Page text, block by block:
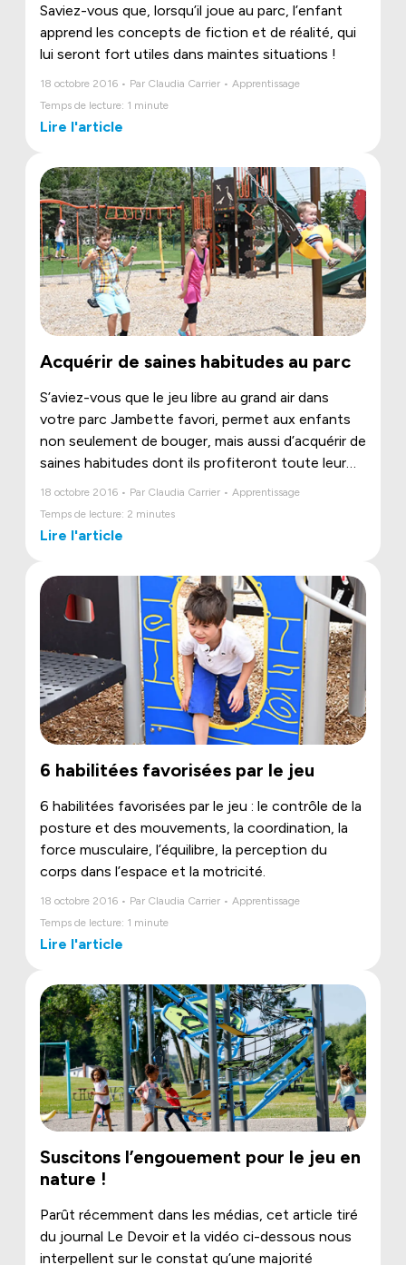
Saviez-vous que, lorsqu’il joue au parc, l’enfant
apprend les concepts de fiction et de réalité, qui
lui seront fort utiles dans maintes situations !
18 octobre 2016 • Par Claudia Carrier • Apprentissage
Temps de lecture: 1 minute
Lire l'article
Acquérir de saines habitudes au parc
S’aviez-vous que le jeu libre au grand air dans
votre parc Jambette favori, permet aux enfants
non seulement de bouger, mais aussi d’acquérir de
saines habitudes dont ils profiteront toute leur
18 octobre 2016 • Par Claudia Carrier • Apprentissage
Temps de lecture: 2 minutes
Lire l'article
6 habilitées favorisées par le jeu
6 habilitées favorisées par le jeu : le contrôle de la
posture et des mouvements, la coordination, la
force musculaire, l’équilibre, la perception du
corps dans l’espace et la motricité.
18 octobre 2016 • Par Claudia Carrier • Apprentissage
Temps de lecture: 1 minute
Lire l'article
Suscitons l’engouement pour le jeu en
nature !
Parût récemment dans les médias, cet article tiré
du journal Le Devoir et la vidéo ci-dessous nous
interpellent sur le constat qu’une majorité